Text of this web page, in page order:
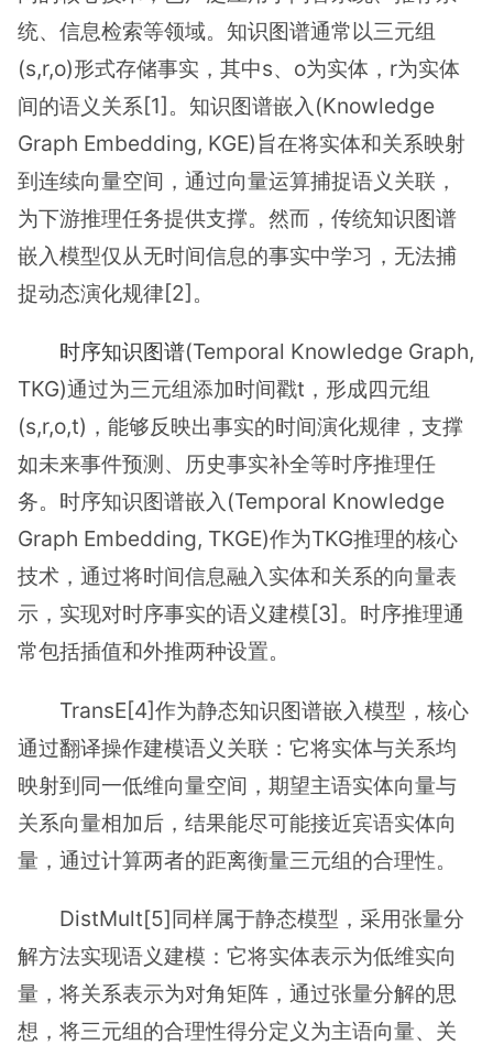
统、信息检索等领域。知识图谱通常以三元组
(s,r,o)形式存储事实，其中s、o为实体，r为实体
间的语义关系[1]。知识图谱嵌入(Knowledge
Graph Embedding, KGE)旨在将实体和关系映射
到连续向量空间，通过向量运算捕捉语义关联，
为下游推理任务提供支撑。然而，传统知识图谱
嵌入模型仅从无时间信息的事实中学习，无法捕
捉动态演化规律[2]。
时序知识图谱(Temporal Knowledge Graph,
TKG)通过为三元组添加时间戳t，形成四元组
(s,r,o,t)，能够反映出事实的时间演化规律，支撑
如未来事件预测、历史事实补全等时序推理任
务。时序知识图谱嵌入(Temporal Knowledge
Graph Embedding, TKGE)作为TKG推理的核心
技术，通过将时间信息融入实体和关系的向量表
示，实现对时序事实的语义建模[3]。时序推理通
常包括插值和外推两种设置。
TransE[4]作为静态知识图谱嵌入模型，核心
通过翻译操作建模语义关联：它将实体与关系均
映射到同一低维向量空间，期望主语实体向量与
关系向量相加后，结果能尽可能接近宾语实体向
量，通过计算两者的距离衡量三元组的合理性。
DistMult[5]同样属于静态模型，采用张量分
解方法实现语义建模：它将实体表示为低维实向
量，将关系表示为对角矩阵，通过张量分解的思
想，将三元组的合理性得分定义为主语向量、关